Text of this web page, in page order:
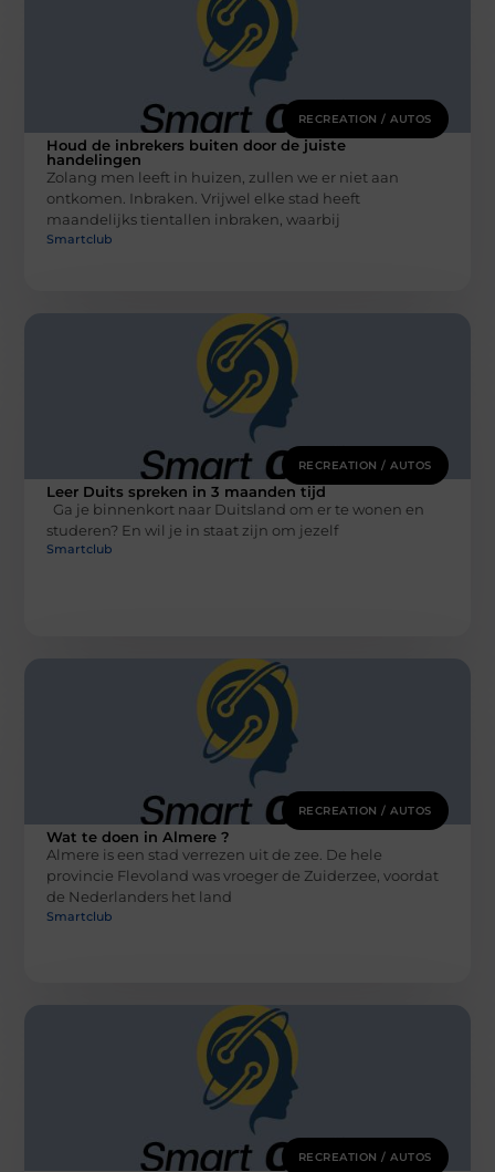
RECREATION / AUTOS
Houd de inbrekers buiten door de juiste
handelingen
Zolang men leeft in huizen, zullen we er niet aan
ontkomen. Inbraken. Vrijwel elke stad heeft
maandelijks tientallen inbraken, waarbij
Smartclub
RECREATION / AUTOS
Leer Duits spreken in 3 maanden tijd
Ga je binnenkort naar Duitsland om er te wonen en
studeren? En wil je in staat zijn om jezelf
Smartclub
RECREATION / AUTOS
Wat te doen in Almere ?
Almere is een stad verrezen uit de zee. De hele
provincie Flevoland was vroeger de Zuiderzee, voordat
de Nederlanders het land
Smartclub
RECREATION / AUTOS